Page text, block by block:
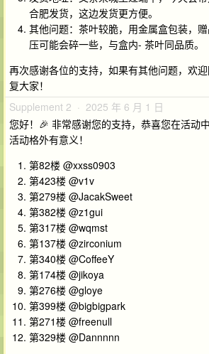
合肥发货，这边发货更方便。
其他问题：茶叶较脆，用金属盒包装，
压可能会碎一些，与盒内- 茶叶同品质。
再次感谢各位的支持，如果有其他问题，欢
复大家！
Supplement 2 · 2025 年 6 月 1 日
您好！🎉 非常感谢您的支持，恭喜您在活动
活动格外有意义！
第82楼 @xxss0903
第423楼 @v1v
第279楼 @JacakSweet
第382楼 @z1gui
第317楼 @wqmst
第137楼 @zirconium
第340楼 @CoffeeY
第174楼 @jikoya
第276楼 @gloye
第399楼 @bigbigpark
第271楼 @freenull
第329楼 @Dannnnn